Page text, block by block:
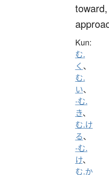
toward,
Kun:
む.
く 、
む.
い、
-む.
き、
む.け
る、
-む.
け、
む.か